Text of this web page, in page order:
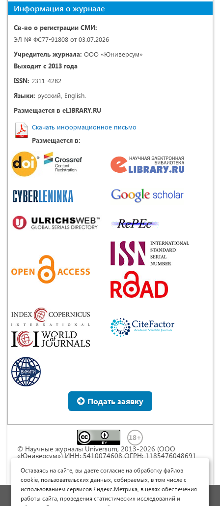
Информация о журнале
Св-во о регистрации СМИ:
ЭЛ № ФС77-91808 от 03.07.2026
Учредитель журнала: ООО «Юниверсум»
Выходит с 2013 года
ISSN: 2311-4282
Языки: русский, English.
Размещается в eLIBRARY.RU
Скачать информационное письмо
Размещается в:
Подать заявку
© Научные журналы Universum, 2013-2026 (ООО
«Юниверсум») ИНН: 5410074608 ОГРН: 1185476048691
Commons « Attribution» («Атрибуция») 4.0
Непортированная
Политика обработки персональных данных
Оставаясь на сайте, вы даете согласие на обработку файлов
cookie, пользовательских данных, собираемых, в том числе с
использованием сервисов Яндекс.Метрика, в целях обеспечения
работы сайта, проведения статистических исследований и